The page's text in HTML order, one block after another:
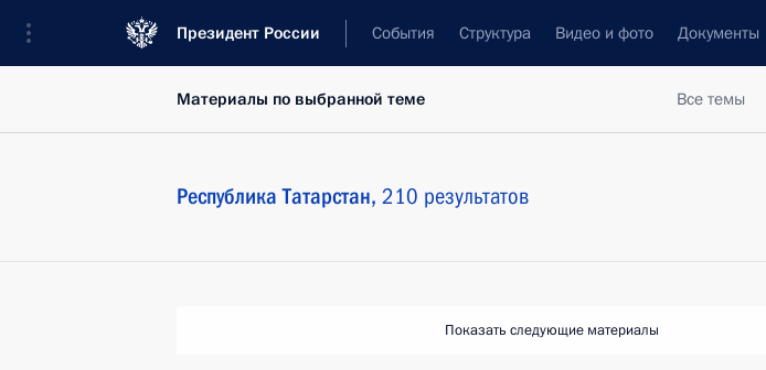
Президент России События Структура Видео и фото Документы
Все темы
Материалы по выбранной теме
Республика Татарстан, 210 результатов
Показать следующие материалы